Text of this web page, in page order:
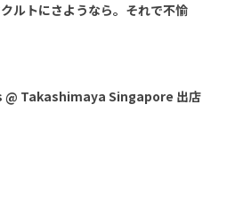
ルトにさようなら。それで不愉
Takashimaya Singapore 出店